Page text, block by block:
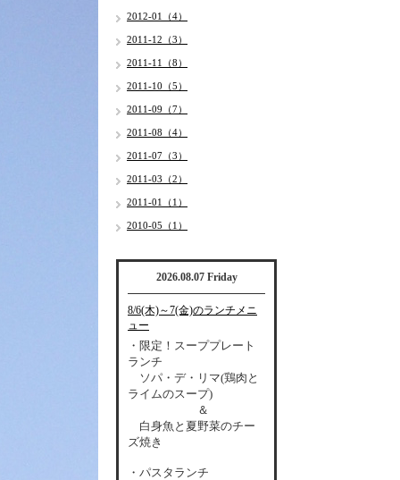
2012-01（4）
2011-12（3）
2011-11（8）
2011-10（5）
2011-09（7）
2011-08（4）
2011-07（3）
2011-03（2）
2011-01（1）
2010-05（1）
2026.08.07 Friday
8/6(木)～7(金)のランチメニ
ュー
・限定！スーププレート
ランチ
ソパ・デ・リマ(鶏肉と
ライムのスープ)
＆
白身魚と夏野菜のチー
ズ焼き
・パスタランチ